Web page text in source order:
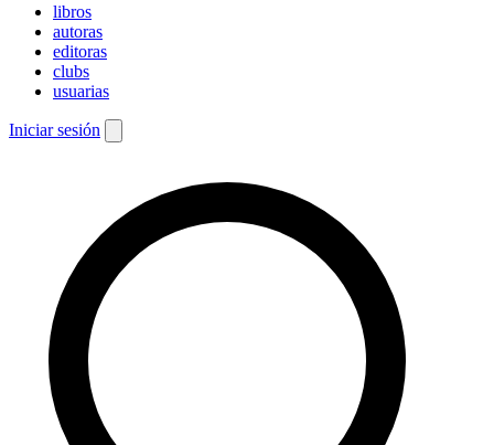
libros
autoras
editoras
clubs
usuarias
Iniciar sesión